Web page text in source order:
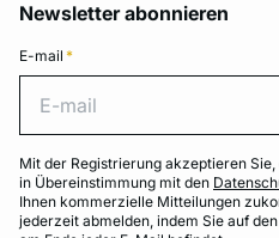
Newsletter abonnieren
E-mail *
Mit der Registrierung akzeptieren
in Übereinstimmung mit den
Ihnen kommerzielle Mitteilungen
jederzeit abmelden, indem Sie auf